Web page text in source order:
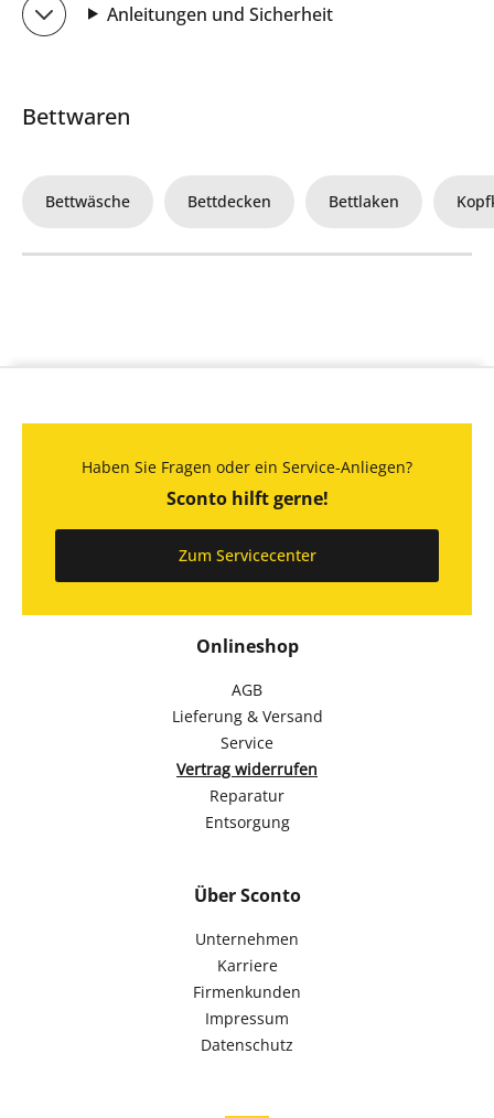
Anleitungen und Sicherheit
Bettwaren
Bettwäsche Bettdecken Bettlaken
Onlineshop
AGB
Lieferung & Versand
Service
Vertrag widerrufen
Reparatur
Entsorgung
Über Sconto
Unternehmen
Karriere
Firmenkunden
Impressum
Datenschutz
Haben Sie Fragen oder ein Service-Anliegen?
Sconto hilft gerne!
Zum Servicecenter